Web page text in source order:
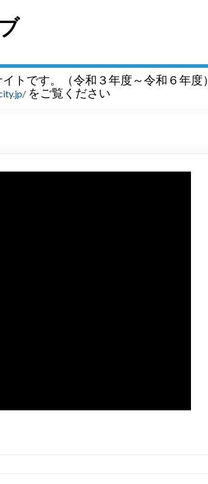
トです。（令和３年度～令和６年度）
をご覧ください